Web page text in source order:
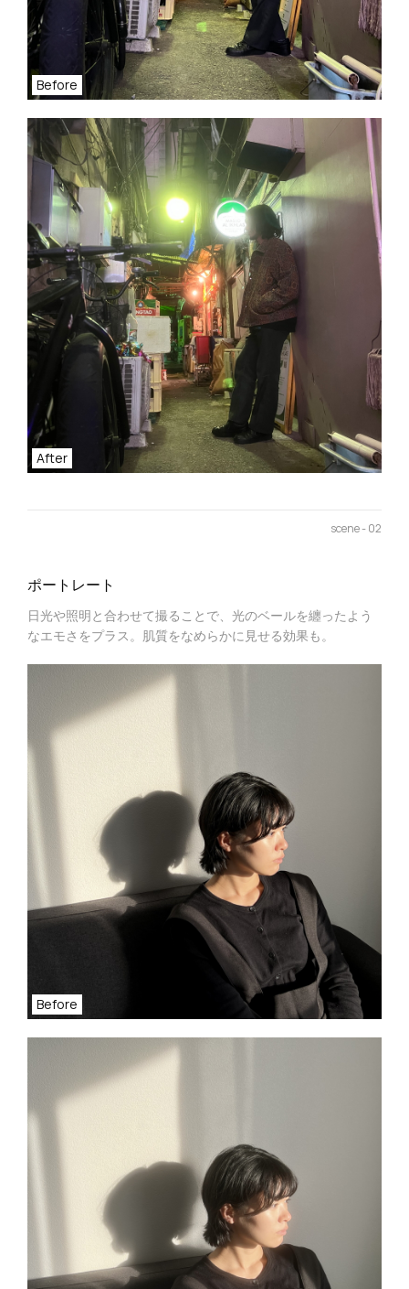
Before
After
scene - 02
ポートレート
日光や照明と合わせて撮ることで、光のベールを纏ったよう
なエモさをプラス。肌質をなめらかに見せる効果も。
Before